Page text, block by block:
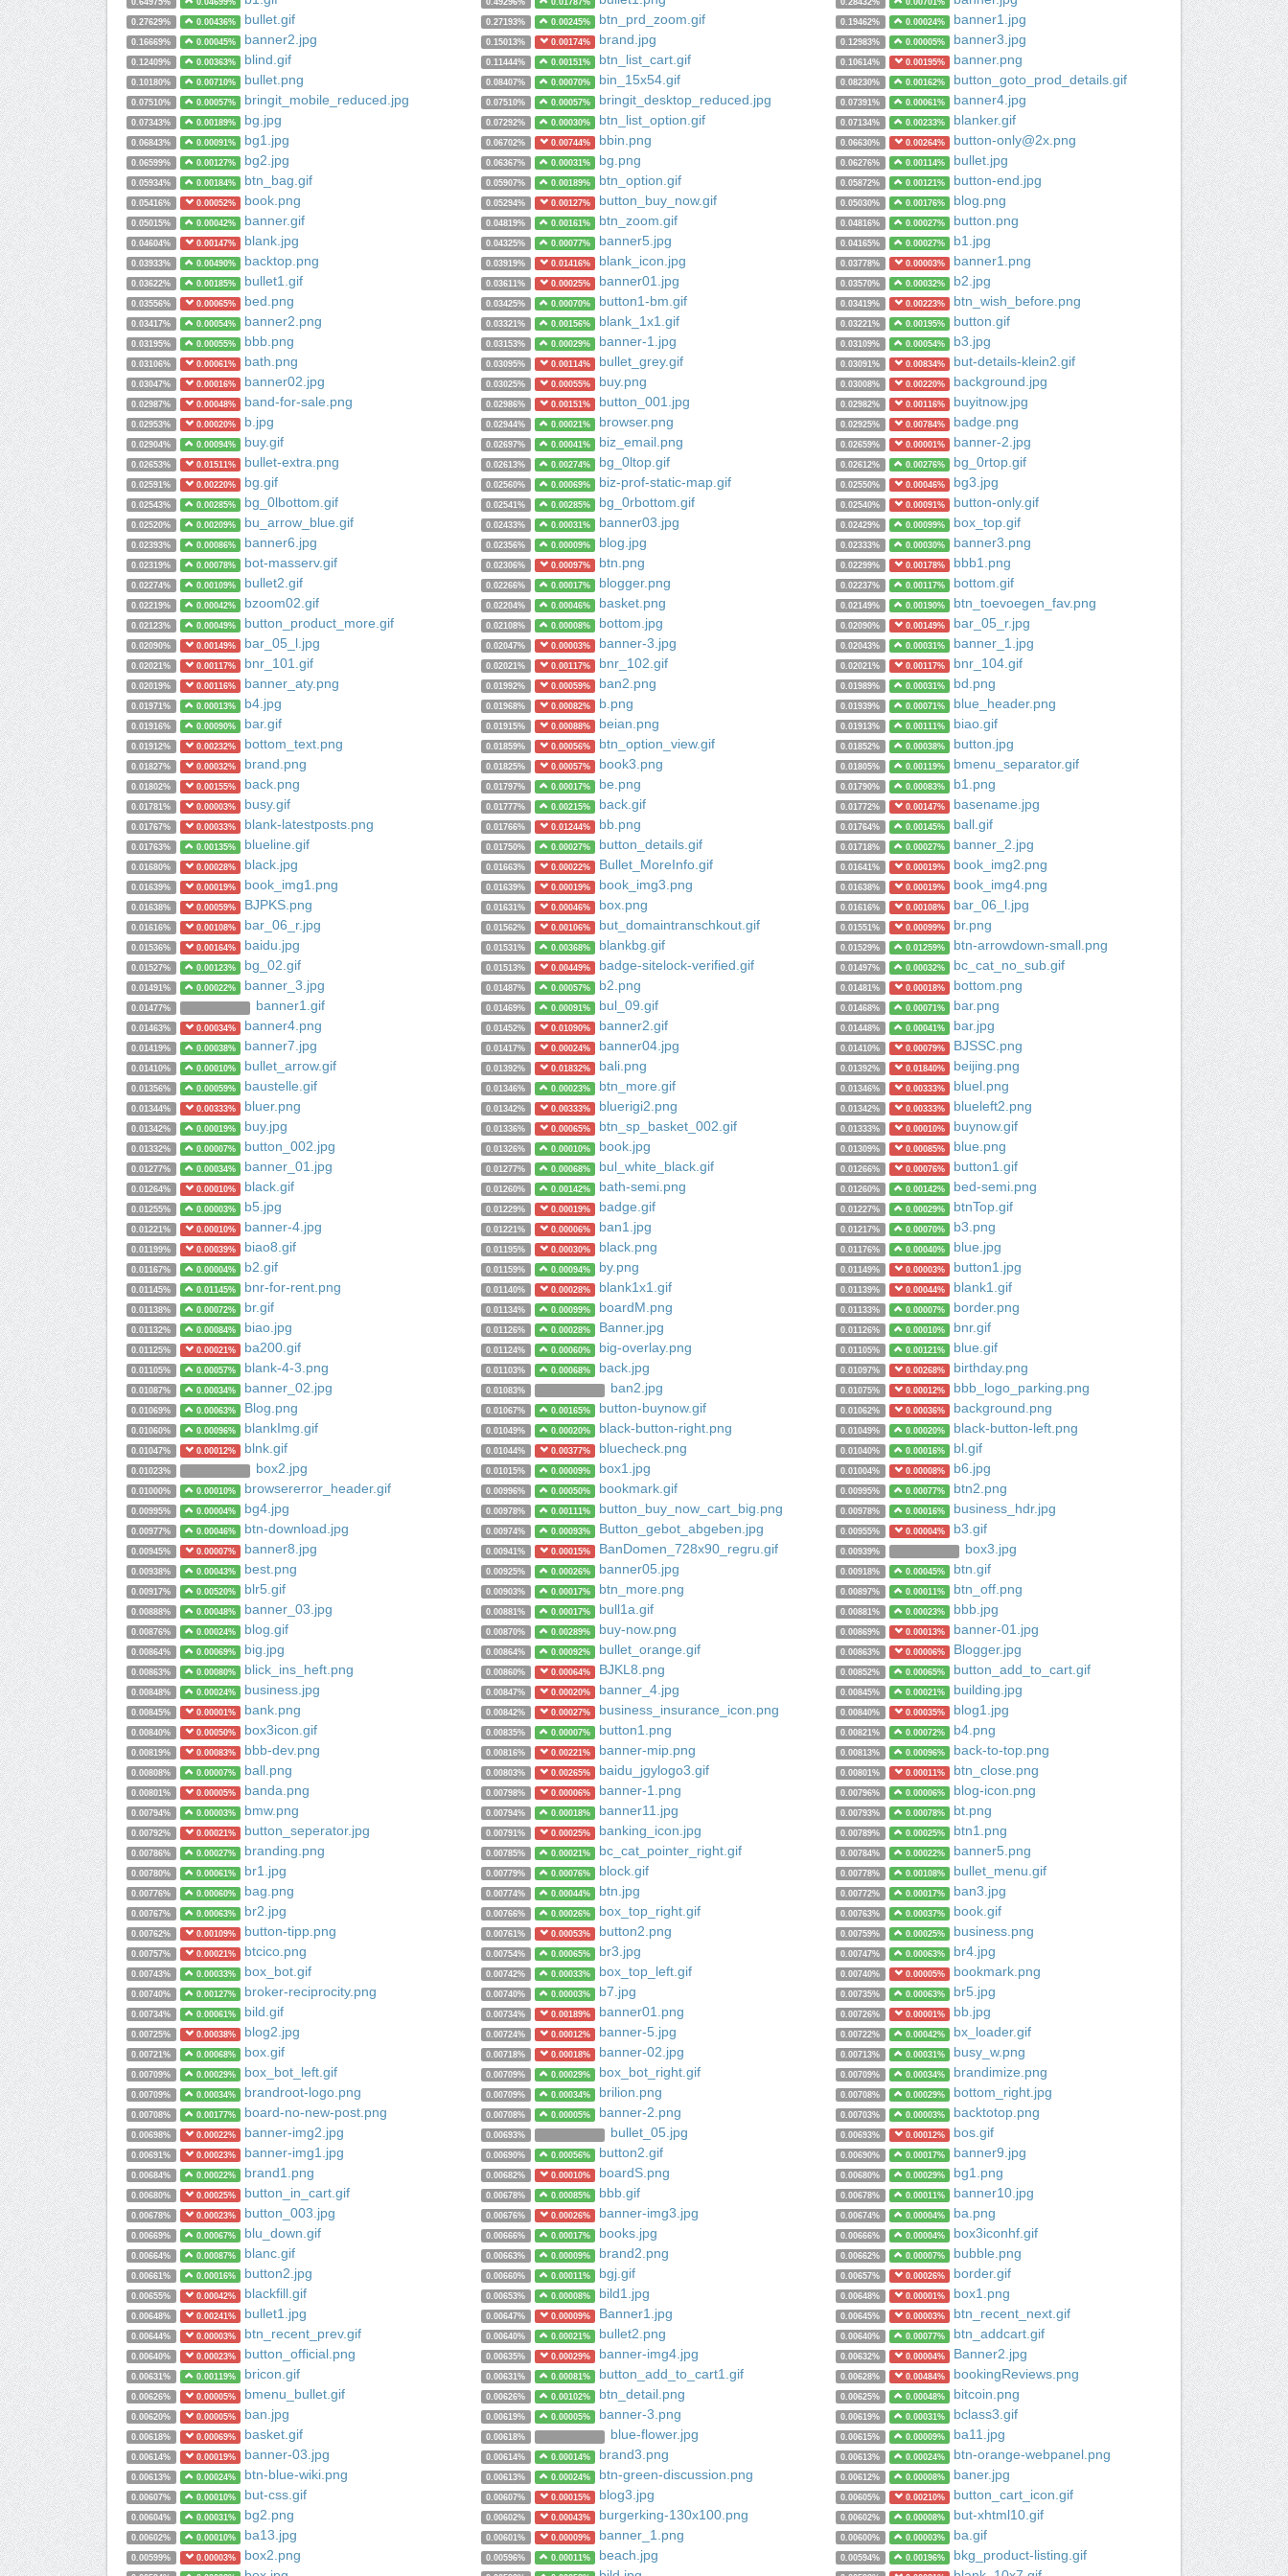
0.27629% 0.00436% bullet.gif 0.27193% 0.00245% btn_prd_zoom.gif 0.19462% 0.00024% banner1.jpg
0.16669% 0.00045% banner2.jpg 0.15013% 0.00174% brand.jpg 0.12983% 0.00005% banner3.jpg
0.12409% 0.00363% blind.gif 0.11444% 0.00151% btn_list_cart.gif 0.10614% 0.00195% banner.png
0.10180% 0.00710% bullet.png 0.08407% 0.00070% bin_15x54.gif 0.08230% 0.00162% button_goto_prod_details.gif
0.07510% 0.00057% bringit_mobile_reduced.jpg 0.07510% 0.00057% bringit_desktop_reduced.jpg 0.07391% 0.00061% banner4.jpg
0.07343% 0.00189% bg.jpg 0.07292% 0.00030% btn_list_option.gif 0.07134% 0.00233% blanker.gif
0.06843% 0.00091% bg1.jpg 0.06702% 0.00744% bbin.png 0.06630% 0.00264% button-only@2x.png
0.06599% 0.00127% bg2.jpg 0.06367% 0.00031% bg.png 0.06276% 0.00114% bullet.jpg
0.05934% 0.00184% btn_bag.gif 0.05907% 0.00189% btn_option.gif 0.05872% 0.00121% button-end.jpg
0.05416% 0.00052% book.png 0.05294% 0.00127% button_buy_now.gif 0.05030% 0.00176% blog.png
0.05015% 0.00042% banner.gif 0.04819% 0.00161% btn_zoom.gif 0.04816% 0.00027% button.png
0.04604% 0.00147% blank.jpg 0.04325% 0.00077% banner5.jpg 0.04165% 0.00027% b1.jpg
0.03933% 0.00490% backtop.png 0.03919% 0.01416% blank_icon.jpg 0.03778% 0.00003% banner1.png
0.03622% 0.00185% bullet1.gif 0.03611% 0.00025% banner01.jpg 0.03570% 0.00032% b2.jpg
0.03556% 0.00065% bed.png 0.03425% 0.00070% button1-bm.gif 0.03419% 0.00223% btn_wish_before.png
0.03417% 0.00054% banner2.png 0.03321% 0.00156% blank_1x1.gif 0.03221% 0.00195% button.gif
0.03195% 0.00055% bbb.png 0.03153% 0.00029% banner-1.jpg 0.03109% 0.00054% b3.jpg
0.03106% 0.00061% bath.png 0.03095% 0.00114% bullet_grey.gif 0.03091% 0.00834% but-details-klein2.gif
0.03047% 0.00016% banner02.jpg 0.03025% 0.00055% buy.png 0.03008% 0.00220% background.jpg
0.02987% 0.00048% band-for-sale.png 0.02986% 0.00151% button_001.jpg 0.02982% 0.00116% buyitnow.jpg
0.02953% 0.00020% b.jpg 0.02944% 0.00021% browser.png 0.02925% 0.00784% badge.png
0.02904% 0.00094% buy.gif 0.02697% 0.00041% biz_email.png 0.02659% 0.00001% banner-2.jpg
0.02653% 0.01511% bullet-extra.png 0.02613% 0.00274% bg_0ltop.gif 0.02612% 0.00276% bg_0rtop.gif
0.02591% 0.00220% bg.gif 0.02560% 0.00069% biz-prof-static-map.gif 0.02550% 0.00046% bg3.jpg
0.02543% 0.00285% bg_0lbottom.gif 0.02541% 0.00285% bg_0rbottom.gif 0.02540% 0.00091% button-only.gif
0.02520% 0.00209% bu_arrow_blue.gif 0.02433% 0.00031% banner03.jpg 0.02429% 0.00099% box_top.gif
0.02393% 0.00086% banner6.jpg 0.02356% 0.00009% blog.jpg 0.02333% 0.00030% banner3.png
0.02319% 0.00078% bot-masserv.gif 0.02306% 0.00097% btn.png 0.02299% 0.00178% bbb1.png
0.02274% 0.00109% bullet2.gif 0.02266% 0.00017% blogger.png 0.02237% 0.00117% bottom.gif
0.02219% 0.00042% bzoom02.gif 0.02204% 0.00046% basket.png 0.02149% 0.00190% btn_toevoegen_fav.png
0.02123% 0.00049% button_product_more.gif 0.02108% 0.00008% bottom.jpg 0.02090% 0.00149% bar_05_r.jpg
0.02090% 0.00149% bar_05_l.jpg 0.02047% 0.00003% banner-3.jpg 0.02043% 0.00031% banner_1.jpg
0.02021% 0.00117% bnr_101.gif 0.02021% 0.00117% bnr_102.gif 0.02021% 0.00117% bnr_104.gif
0.02019% 0.00116% banner_aty.png 0.01992% 0.00059% ban2.png 0.01989% 0.00031% bd.png
0.01971% 0.00013% b4.jpg 0.01968% 0.00082% b.png 0.01939% 0.00071% blue_header.png
0.01916% 0.00090% bar.gif 0.01915% 0.00088% beian.png 0.01913% 0.00111% biao.gif
0.01912% 0.00232% bottom_text.png 0.01859% 0.00056% btn_option_view.gif 0.01852% 0.00038% button.jpg
0.01827% 0.00032% brand.png 0.01825% 0.00057% book3.png 0.01805% 0.00119% bmenu_separator.gif
0.01802% 0.00155% back.png 0.01797% 0.00017% be.png 0.01790% 0.00083% b1.png
0.01781% 0.00003% busy.gif 0.01777% 0.00215% back.gif 0.01772% 0.00147% basename.jpg
0.01767% 0.00033% blank-latestposts.png 0.01766% 0.01244% bb.png 0.01764% 0.00145% ball.gif
0.01763% 0.00135% blueline.gif 0.01750% 0.00027% button_details.gif 0.01718% 0.00027% banner_2.jpg
0.01680% 0.00028% black.jpg 0.01663% 0.00022% Bullet_MoreInfo.gif 0.01641% 0.00019% book_img2.png
0.01639% 0.00019% book_img1.png 0.01639% 0.00019% book_img3.png 0.01638% 0.00019% book_img4.png
0.01638% 0.00059% BJPKS.png 0.01631% 0.00046% box.png 0.01616% 0.00108% bar_06_l.jpg
0.01616% 0.00108% bar_06_r.jpg 0.01562% 0.00106% but_domaintranschkout.gif 0.01551% 0.00099% br.png
0.01536% 0.00164% baidu.jpg 0.01531% 0.00368% blankbg.gif 0.01529% 0.01259% btn-arrowdown-small.png
0.01527% 0.00123% bg_02.gif 0.01513% 0.00449% badge-sitelock-verified.gif 0.01497% 0.00032% bc_cat_no_sub.gif
0.01491% 0.00022% banner_3.jpg 0.01487% 0.00057% b2.png 0.01481% 0.00018% bottom.png
0.01477% banner1.gif 0.01469% 0.00091% bul_09.gif 0.01468% 0.00071% bar.png
0.01463% 0.00034% banner4.png 0.01452% 0.01090% banner2.gif 0.01448% 0.00041% bar.jpg
0.01419% 0.00038% banner7.jpg 0.01417% 0.00024% banner04.jpg 0.01410% 0.00079% BJSSC.png
0.01410% 0.00010% bullet_arrow.gif 0.01392% 0.01832% bali.png 0.01392% 0.01840% beijing.png
0.01356% 0.00059% baustelle.gif 0.01346% 0.00023% btn_more.gif 0.01346% 0.00333% bluel.png
0.01344% 0.00333% bluer.png 0.01342% 0.00333% bluerigi2.png 0.01342% 0.00333% blueleft2.png
0.01342% 0.00019% buy.jpg 0.01336% 0.00065% btn_sp_basket_002.gif 0.01333% 0.00010% buynow.gif
0.01332% 0.00007% button_002.jpg 0.01326% 0.00010% book.jpg 0.01309% 0.00085% blue.png
0.01277% 0.00034% banner_01.jpg 0.01277% 0.00068% bul_white_black.gif 0.01266% 0.00076% button1.gif
0.01264% 0.00010% black.gif 0.01260% 0.00142% bath-semi.png 0.01260% 0.00142% bed-semi.png
0.01255% 0.00003% b5.jpg 0.01229% 0.00019% badge.gif 0.01227% 0.00029% btnTop.gif
0.01221% 0.00010% banner-4.jpg 0.01221% 0.00006% ban1.jpg 0.01217% 0.00070% b3.png
0.01199% 0.00039% biao8.gif 0.01195% 0.00030% black.png 0.01176% 0.00040% blue.jpg
0.01167% 0.00004% b2.gif 0.01159% 0.00094% by.png 0.01149% 0.00003% button1.jpg
0.01145% 0.01145% bnr-for-rent.png 0.01140% 0.00028% blank1x1.gif 0.01139% 0.00044% blank1.gif
0.01138% 0.00072% br.gif 0.01134% 0.00099% boardM.png 0.01133% 0.00007% border.png
0.01132% 0.00084% biao.jpg 0.01126% 0.00028% Banner.jpg 0.01126% 0.00010% bnr.gif
0.01125% 0.00021% ba200.gif 0.01124% 0.00060% big-overlay.png 0.01105% 0.00121% blue.gif
0.01105% 0.00057% blank-4-3.png 0.01103% 0.00068% back.jpg 0.01097% 0.00268% birthday.png
0.01087% 0.00034% banner_02.jpg 0.01083% ban2.jpg 0.01075% 0.00012% bbb_logo_parking.png
0.01069% 0.00063% Blog.png 0.01067% 0.00165% button-buynow.gif 0.01062% 0.00036% background.png
0.01060% 0.00096% blankImg.gif 0.01049% 0.00020% black-button-right.png 0.01049% 0.00020% black-button-left.png
0.01047% 0.00012% blnk.gif 0.01044% 0.00377% bluecheck.png 0.01040% 0.00016% bl.gif
0.01023% box2.jpg 0.01015% 0.00009% box1.jpg 0.01004% 0.00008% b6.jpg
0.01000% 0.00010% browsererror_header.gif 0.00996% 0.00050% bookmark.gif 0.00995% 0.00077% btn2.png
0.00995% 0.00004% bg4.jpg 0.00978% 0.00111% button_buy_now_cart_big.png 0.00978% 0.00016% business_hdr.jpg
0.00977% 0.00046% btn-download.jpg 0.00974% 0.00093% Button_gebot_abgeben.jpg 0.00955% 0.00004% b3.gif
0.00945% 0.00007% banner8.jpg 0.00941% 0.00015% BanDomen_728x90_regru.gif 0.00939% box3.jpg
0.00938% 0.00043% best.png 0.00925% 0.00026% banner05.jpg 0.00918% 0.00045% btn.gif
0.00917% 0.00520% blr5.gif 0.00903% 0.00017% btn_more.png 0.00897% 0.00011% btn_off.png
0.00888% 0.00048% banner_03.jpg 0.00881% 0.00017% bull1a.gif 0.00881% 0.00023% bbb.jpg
0.00876% 0.00024% blog.gif 0.00870% 0.00289% buy-now.png 0.00869% 0.00013% banner-01.jpg
0.00864% 0.00069% big.jpg 0.00864% 0.00092% bullet_orange.gif 0.00863% 0.00006% Blogger.jpg
0.00863% 0.00080% blick_ins_heft.png 0.00860% 0.00064% BJKL8.png 0.00852% 0.00065% button_add_to_cart.gif
0.00848% 0.00024% business.jpg 0.00847% 0.00020% banner_4.jpg 0.00845% 0.00021% building.jpg
0.00845% 0.00001% bank.png 0.00842% 0.00027% business_insurance_icon.png 0.00840% 0.00035% blog1.jpg
0.00840% 0.00050% box3icon.gif 0.00835% 0.00007% button1.png 0.00821% 0.00072% b4.png
0.00819% 0.00083% bbb-dev.png 0.00816% 0.00221% banner-mip.png 0.00813% 0.00096% back-to-top.png
0.00808% 0.00007% ball.png 0.00803% 0.00265% baidu_jgylogo3.gif 0.00801% 0.00011% btn_close.png
0.00801% 0.00005% banda.png 0.00798% 0.00006% banner-1.png 0.00796% 0.00006% blog-icon.png
0.00794% 0.00003% bmw.png 0.00794% 0.00018% banner11.jpg 0.00793% 0.00078% bt.png
0.00792% 0.00021% button_seperator.jpg 0.00791% 0.00025% banking_icon.jpg 0.00789% 0.00025% btn1.png
0.00786% 0.00027% branding.png 0.00785% 0.00021% bc_cat_pointer_right.gif 0.00784% 0.00022% banner5.png
0.00780% 0.00061% br1.jpg 0.00779% 0.00076% block.gif 0.00778% 0.00108% bullet_menu.gif
0.00776% 0.00060% bag.png 0.00774% 0.00044% btn.jpg 0.00772% 0.00017% ban3.jpg
0.00767% 0.00063% br2.jpg 0.00766% 0.00026% box_top_right.gif 0.00763% 0.00037% book.gif
0.00762% 0.00109% button-tipp.png 0.00761% 0.00053% button2.png 0.00759% 0.00025% business.png
0.00757% 0.00021% btcico.png 0.00754% 0.00065% br3.jpg 0.00747% 0.00063% br4.jpg
0.00743% 0.00033% box_bot.gif 0.00742% 0.00033% box_top_left.gif 0.00740% 0.00005% bookmark.png
0.00740% 0.00127% broker-reciprocity.png 0.00740% 0.00003% b7.jpg 0.00735% 0.00063% br5.jpg
0.00734% 0.00061% bild.gif 0.00734% 0.00189% banner01.png 0.00726% 0.00001% bb.jpg
0.00725% 0.00038% blog2.jpg 0.00724% 0.00012% banner-5.jpg 0.00722% 0.00042% bx_loader.gif
0.00721% 0.00068% box.gif 0.00718% 0.00018% banner-02.jpg 0.00713% 0.00031% busy_w.png
0.00709% 0.00029% box_bot_left.gif 0.00709% 0.00029% box_bot_right.gif 0.00709% 0.00034% brandimize.png
0.00709% 0.00034% brandroot-logo.png 0.00709% 0.00034% brilion.png 0.00708% 0.00029% bottom_right.jpg
0.00708% 0.00177% board-no-new-post.png 0.00708% 0.00005% banner-2.png 0.00703% 0.00003% backtotop.png
0.00698% 0.00022% banner-img2.jpg 0.00693% bullet_05.jpg 0.00693% 0.00012% bos.gif
0.00691% 0.00023% banner-img1.jpg 0.00690% 0.00056% button2.gif 0.00690% 0.00017% banner9.jpg
0.00684% 0.00022% brand1.png 0.00682% 0.00010% boardS.png 0.00680% 0.00029% bg1.png
0.00680% 0.00025% button_in_cart.gif 0.00678% 0.00085% bbb.gif 0.00678% 0.00011% banner10.jpg
0.00678% 0.00023% button_003.jpg 0.00676% 0.00026% banner-img3.jpg 0.00674% 0.00004% ba.png
0.00669% 0.00067% blu_down.gif 0.00666% 0.00017% books.jpg 0.00666% 0.00004% box3iconhf.gif
0.00664% 0.00087% blanc.gif 0.00663% 0.00009% brand2.png 0.00662% 0.00007% bubble.png
0.00661% 0.00016% button2.jpg 0.00660% 0.00011% bgj.gif 0.00657% 0.00026% border.gif
0.00655% 0.00042% blackfill.gif 0.00653% 0.00008% bild1.jpg 0.00648% 0.00001% box1.png
0.00648% 0.00241% bullet1.jpg 0.00647% 0.00009% Banner1.jpg 0.00645% 0.00003% btn_recent_next.gif
0.00644% 0.00003% btn_recent_prev.gif 0.00640% 0.00021% bullet2.png 0.00640% 0.00077% btn_addcart.gif
0.00640% 0.00023% button_official.png 0.00635% 0.00029% banner-img4.jpg 0.00632% 0.00004% Banner2.jpg
0.00631% 0.00119% bricon.gif 0.00631% 0.00081% button_add_to_cart1.gif 0.00628% 0.00484% bookingReviews.png
0.00626% 0.00005% bmenu_bullet.gif 0.00626% 0.00102% btn_detail.png 0.00625% 0.00048% bitcoin.png
0.00620% 0.00005% ban.jpg 0.00619% 0.00005% banner-3.png 0.00619% 0.00031% bclass3.gif
0.00618% 0.00069% basket.gif 0.00618% blue-flower.jpg 0.00615% 0.00009% ba11.jpg
0.00614% 0.00019% banner-03.jpg 0.00614% 0.00014% brand3.png 0.00613% 0.00024% btn-orange-webpanel.png
0.00613% 0.00024% btn-blue-wiki.png 0.00613% 0.00024% btn-green-discussion.png 0.00612% 0.00008% baner.jpg
0.00607% 0.00010% but-css.gif 0.00607% 0.00015% blog3.jpg 0.00605% 0.00210% button_cart_icon.gif
0.00604% 0.00031% bg2.png 0.00602% 0.00043% burgerking-130x100.png 0.00602% 0.00008% but-xhtml10.gif
0.00602% 0.00010% ba13.jpg 0.00601% 0.00009% banner_1.png 0.00600% 0.00003% ba.gif
0.00599% 0.00003% box2.png 0.00596% 0.00011% beach.jpg 0.00594% 0.00196% bkg_product-listing.gif